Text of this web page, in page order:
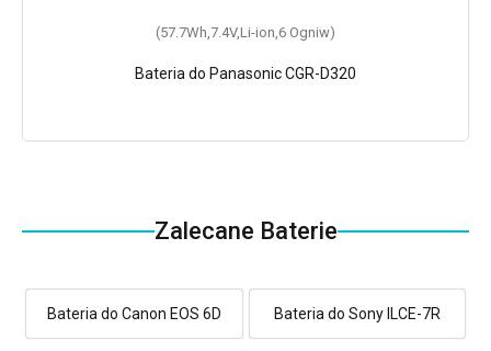
(57.7Wh,7.4V,Li-ion,6 Ogniw)
Bateria do Panasonic CGR-D320
Zalecane Baterie
Bateria do Canon EOS 6D Bateria do Sony ILCE-7R